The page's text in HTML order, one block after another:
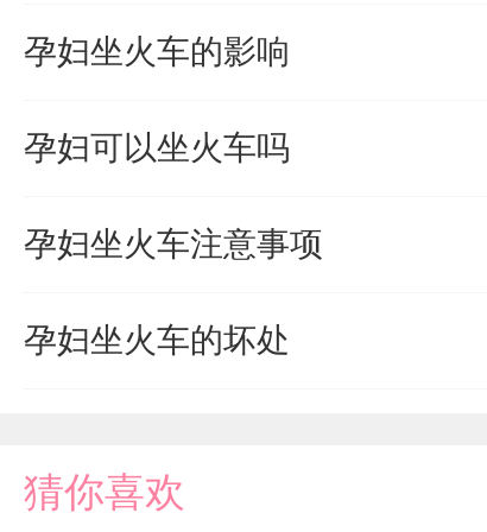
孕妇坐火车的影响
孕妇可以坐火车吗
孕妇坐火车注意事项
孕妇坐火车的坏处
猜你喜欢